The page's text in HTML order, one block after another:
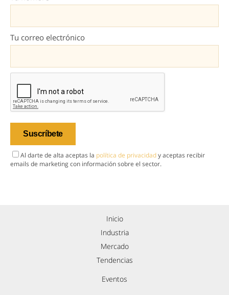
Tu correo electrónico
Al darte de alta aceptas la política de privacidady aceptas recibir
emails de marketing con información sobre el sector.
Inicio
Industria
Mercado
Tendencias
Eventos